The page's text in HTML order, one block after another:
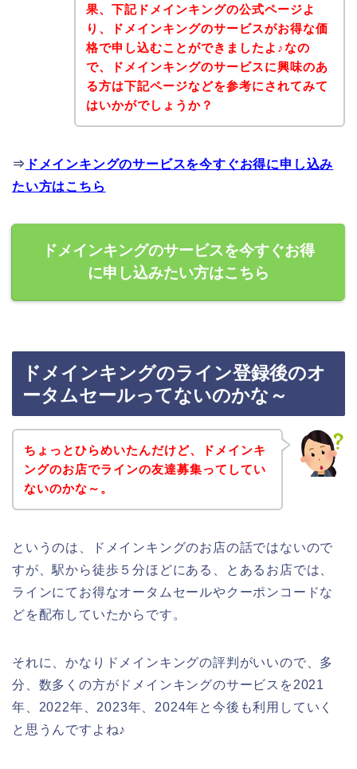
果、下記ドメインキングの公式ページよ
り、ドメインキングのサービスがお得な価
格で申し込むことができましたよ♪なの
で、ドメインキングのサービスに興味のあ
る方は下記ページなどを参考にされてみて
はいかがでしょうか？
⇒ ドメインキングのサービスを今すぐお得に申し込み
たい方はこちら
ドメインキングのサービスを今すぐお得
に申し込みたい方はこちら
ドメインキングのライン登録後のオ
ータムセールってないのかな～
ちょっとひらめいたんだけど、ドメインキ
ングのお店でラインの友達募集ってしてい
ないのかな～。
というのは、ドメインキングのお店の話ではないので
すが、駅から徒歩５分ほどにある、とあるお店では、
ラインにてお得なオータムセールやクーポンコードな
どを配布していたからです。
それに、かなりドメインキングの評判がいいので、多
分、数多くの方がドメインキングのサービスを2021
年、2022年、2023年、2024年と今後も利用していく
と思うんですよね♪